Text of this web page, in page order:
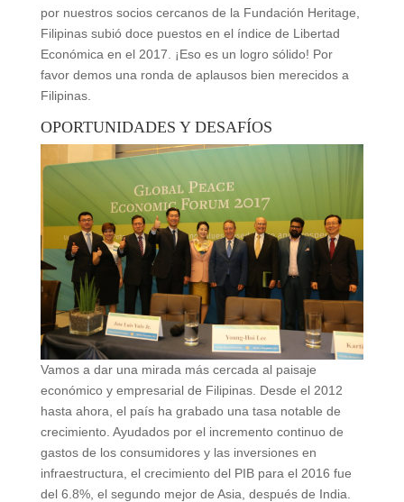
por nuestros socios cercanos de la Fundación Heritage,
Filipinas subió doce puestos en el índice de Libertad
Económica en el 2017. ¡Eso es un logro sólido! Por
favor demos una ronda de aplausos bien merecidos a
Filipinas.
OPORTUNIDADES Y DESAFÍOS
Vamos a dar una mirada más cercada al paisaje
económico y empresarial de Filipinas. Desde el 2012
hasta ahora, el país ha grabado una tasa notable de
crecimiento. Ayudados por el incremento continuo de
gastos de los consumidores y las inversiones en
infraestructura, el crecimiento del PIB para el 2016 fue
del 6.8%, el segundo mejor de Asia, después de India.